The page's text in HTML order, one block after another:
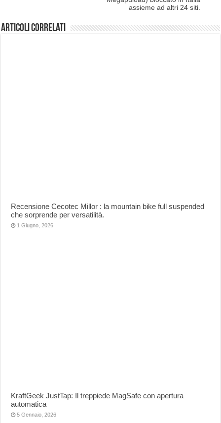
assieme ad altri 24 siti.
Articoli correlati
Recensione Cecotec Millor : la mountain bike full suspended
che sorprende per versatilità.
1 Giugno, 2026
KraftGeek JustTap: Il treppiede MagSafe con apertura
automatica
5 Gennaio, 2026